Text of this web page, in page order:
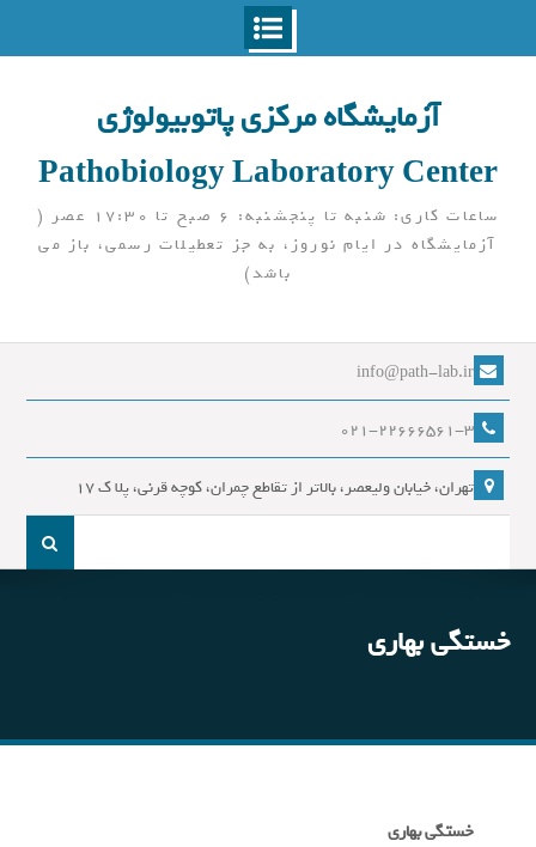
آزمایشگاه مرکزی پاتوبیولوژی
Pathobiology Laboratory Center
ساعات کاری: شنبه تا پنجشنبه: 6 صبح تا 17:30 عصر (
آزمایشگاه در ایام نوروز، به جز تعطیلات رسمی، باز می
باشد)
info@path-lab.ir
021-22666561-3
تهران، خیابان ولیعصر، بالاتر از تقاطع چمران، کوچه قرنی، پلا ک 17
جست
خستگی بهاری
خستگی بهاری